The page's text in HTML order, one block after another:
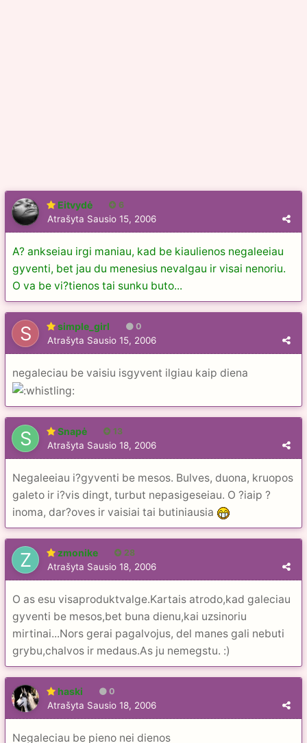
Eitvydė 6
Atrašyta Sausio 15, 2006
A? ankseiau irgi maniau, kad be kiaulienos negaleeiau
gyventi, bet jau du menesius nevalgau ir visai nenoriu.
O va be vi?tienos tai sunku buto...
simple_girl 0
Atrašyta Sausio 15, 2006
negaleciau be vaisiu isgyvent ilgiau kaip diena
Snapė 13
Atrašyta Sausio 18, 2006
Negaleeiau i?gyventi be mesos. Bulves, duona, kruopos
galeto ir i?vis dingt, turbut nepasigeseiau. O ?iaip ?
inoma, dar?oves ir vaisiai tai butiniausia
zmonike 28
Atrašyta Sausio 18, 2006
O as esu visaproduktvalge.Kartais atrodo,kad galeciau
gyventi be mesos,bet buna dienu,kai uzsinoriu
mirtinai...Nors gerai pagalvojus, del manes gali nebuti
grybu,chalvos ir medaus.As ju nemegstu. :)
haski 0
Atrašyta Sausio 18, 2006
Negaleciau be pieno nei dienos